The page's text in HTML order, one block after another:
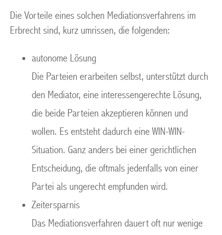
Die Vorteile eines solchen Mediationsverfahrens im
Erbrecht sind, kurz umrissen, die folgenden:
autonome Lösung
Die Parteien erarbeiten selbst, unterstützt durch
den Mediator, eine interessengerechte Lösung,
die beide Parteien akzeptieren können und
wollen. Es entsteht dadurch eine WIN-WIN-
Situation. Ganz anders bei einer gerichtlichen
Entscheidung, die oftmals jedenfalls von einer
Partei als ungerecht empfunden wird.
Zeitersparnis
Das Mediationsverfahren dauert oft nur wenige